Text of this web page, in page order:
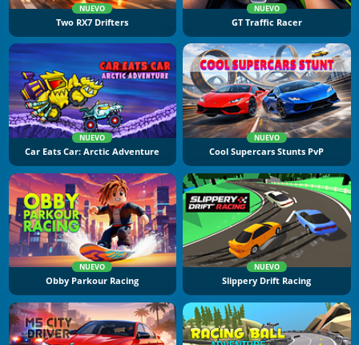
NUEVO
Two RX7 Drifters
NUEVO
GT Traffic Racer
NUEVO
Car Eats Car: Arctic Adventure
NUEVO
Cool Supercars Stunts PvP
NUEVO
Obby Parkour Racing
NUEVO
Slippery Drift Racing